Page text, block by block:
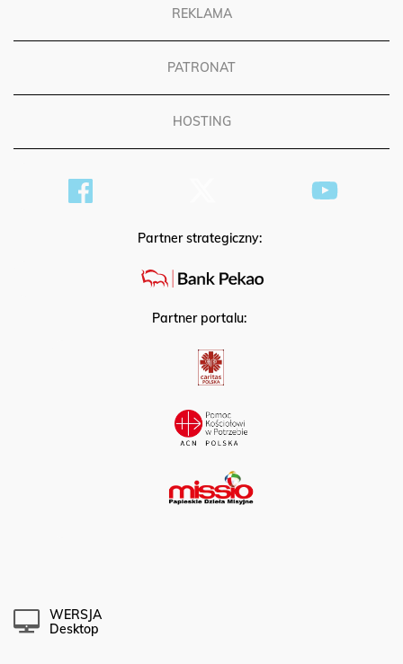
REKLAMA
PATRONAT
HOSTING
Partner strategiczny:
Partner portalu:
WERSJA
Desktop